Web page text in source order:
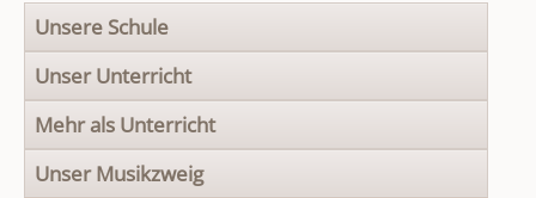
Navigation
überspringen
Unsere Schule
Unser Unterricht
Mehr als Unterricht
Unser Musikzweig